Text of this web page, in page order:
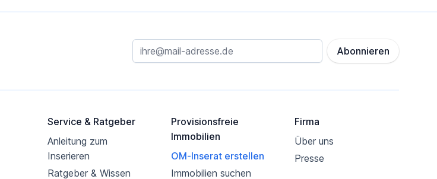
Abonnieren
Service & Ratgeber
Anleitung zum
Inserieren
Ratgeber & Wissen
Provisionsfreie
Immobilien
OM-Inserat erstellen
Immobilien suchen
Firma
Über uns
Presse